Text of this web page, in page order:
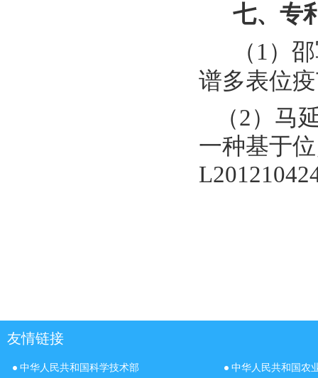
七、专
（1）
谱多表位
（2）马
一种基于
友情链接
中华人民共和国科学技术部
中华人民共和国农